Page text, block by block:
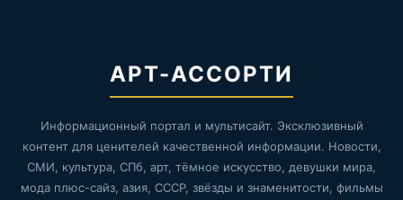
АРТ-АССОРТИ
Информационный портал и мультисайт. Эксклюзивный
контент для ценителей качественной информации. Новости,
СМИ, культура, СПб, арт, тёмное искусство, девушки мира,
мода плюс-сайз, азия, СССР, звёзды и знаменитости, фильмы